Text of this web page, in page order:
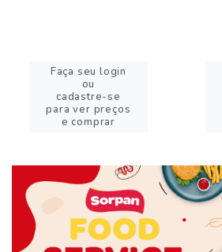
Faça seu login
ou
cadastre-se
para ver preços
e comprar